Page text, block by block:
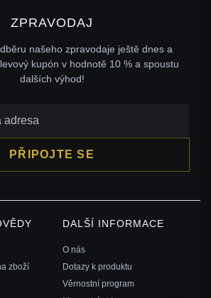
ZPRAVODAJ
našeho zpravodaje ještě dnes a
kupón v hodnotě 10 % a spoustu
dalších výhod!
PŘIPOJTE SE
zboží
DALŠÍ INFORMACE
O nás
Dotazy k produktu
Věrnostní program